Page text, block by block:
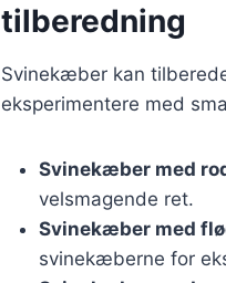
tilberedning
Svinekæber kan
eksperimentere med
Svinekæber med
velsmagende ret.
Svinekæber med
svinekæberne for